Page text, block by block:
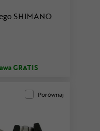
SHIMANO
GRATIS
Porównaj